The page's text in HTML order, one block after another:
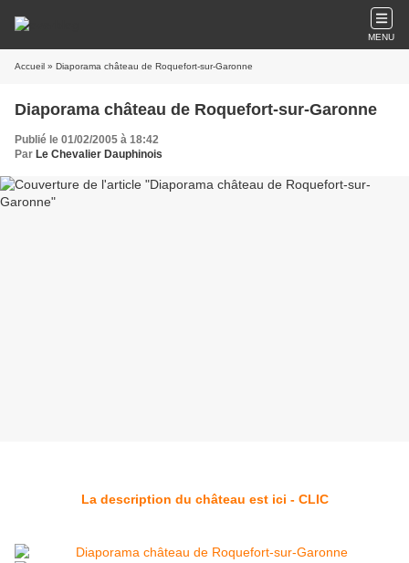
MENU
Accueil » Diaporama château de Roquefort-sur-Garonne
Diaporama château de Roquefort-sur-Garonne
Publié le 01/02/2005 à 18:42
Par Le Chevalier Dauphinois
La description du château est ici - CLIC